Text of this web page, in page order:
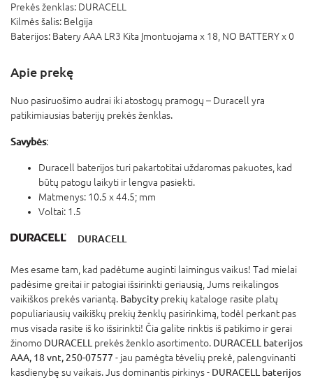
Prekės ženklas: DURACELL
Kilmės šalis: Belgija
Baterijos: Batery AAA LR3 Kita Įmontuojama x 18, NO BATTERY x 0
Apie prekę
Nuo pasiruošimo audrai iki atostogų pramogų – Duracell yra
patikimiausias baterijų prekės ženklas.
Savybės:
Duracell baterijos turi pakartotitai uždaromas pakuotes, kad
būtų patogu laikyti ir lengva pasiekti.
Matmenys: 10.5 x 44.5; mm
Voltai: 1.5
DURACELL
Mes esame tam, kad padėtume auginti laimingus vaikus! Tad mielai
padėsime greitai ir patogiai išsirinkti geriausią, Jums reikalingos
vaikiškos prekės variantą. Babycity prekių kataloge rasite platų
populiariausių vaikiškų prekių ženklų pasirinkimą, todėl perkant pas
mus visada rasite iš ko išsirinkti! Čia galite rinktis iš patikimo ir gerai
žinomo DURACELL prekės ženklo asortimento. DURACELL baterijos
AAA, 18 vnt, 250-07577 - jau pamėgta tėvelių prekė, palengvinanti
kasdienybę su vaikais. Jus dominantis pirkinys - DURACELL baterijos